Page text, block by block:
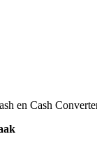
en Cash